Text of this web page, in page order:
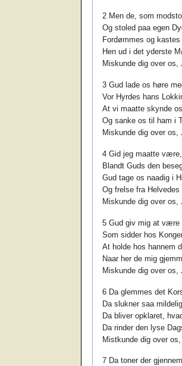
2 Men de, som
Og stoled paa egen
Fordømmes og
Hen ud i det yderste
Miskunde dig over os,
3 Gud lade os høre
Vor Hyrdes hans
At vi maatte skynde
Og sanke os til ham i
Miskunde dig over os,
4 Gid jeg maatte
Blandt Guds den
Gud tage os naadig i
Og frelse fra Helvedes
Miskunde dig over os,
5 Gud giv mig at være
Som sidder hos
At holde hos hannem
Naar her de mig
Miskunde dig over os,
6 Da glemmes det
Da slukner saa
Da bliver opklaret,
Da rinder den lyse
Mistkunde dig over
7 Da toner der